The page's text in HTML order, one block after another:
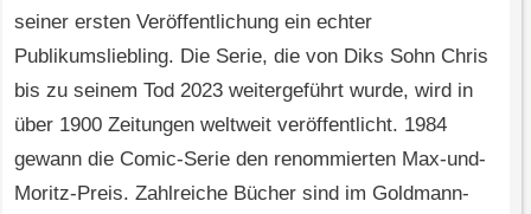
seiner ersten Veröffentlichung ein echter
Publikumsliebling. Die Serie, die von Diks Sohn Chris
bis zu seinem Tod 2023 weitergeführt wurde, wird in
über 1900 Zeitungen weltweit veröffentlicht. 1984
gewann die Comic-Serie den renommierten Max-und-
Moritz-Preis. Zahlreiche Bücher sind im Goldmann-